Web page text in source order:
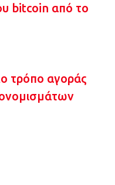
bitcoin από το
τρόπο αγοράς